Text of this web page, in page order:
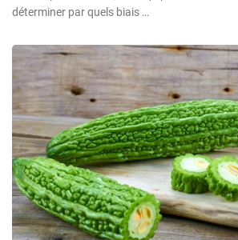
déterminer par quels biais …